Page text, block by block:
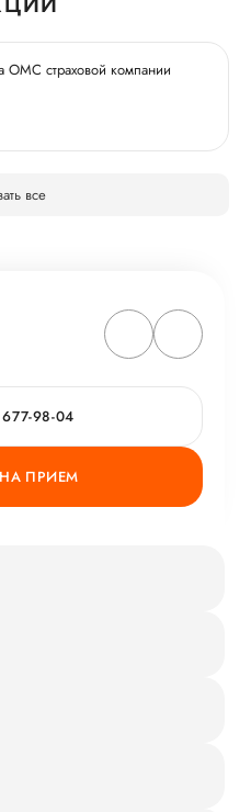
ОМС страховой компании
все
98-04
ПРИЕМ